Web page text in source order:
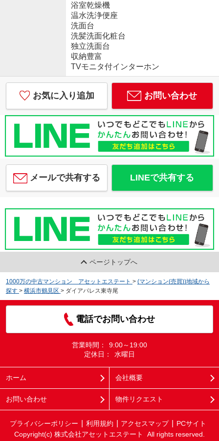
浴室乾燥機
温水洗浄便座
洗面台
洗髪洗面化粧台
独立洗面台
収納豊富
TVモニタ付インターホン
お気に入り追加 お問い合わせ
メールで共有する LINEで共有する
ページトップへ
1000万の中古マンション アセットエステート > (マンション(売買))地域から
探す > 横浜市鶴見区 > ダイアパレス東寺尾
電話でお問い合わせ
営業時間：
9:00～19:00
定休日：
水曜日
ホーム 会社概要
お問い合わせ 物件リクエスト
プライバシーポリシー 利用規約 アクセスマップ
PCサイト
Copyright(c) 株式会社アセットエステート All rights reserved.